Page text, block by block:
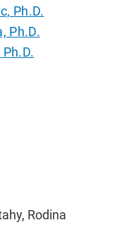
Ph.D.
Ph.D.
Rodina